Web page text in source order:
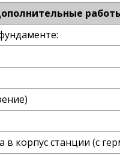
в корпус станции (с